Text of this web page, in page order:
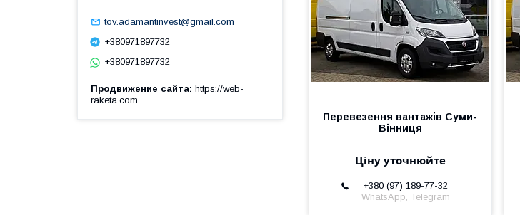
Перевезення вантажів Суми-
Вінниця
Ціну уточнюйте
+380 (97) 189-77-32
WhatsApp, Telegram
tov.adamantinvest@gmail.com
+380971897732
+380971897732
Продвижение сайта https://web-
raketa.com